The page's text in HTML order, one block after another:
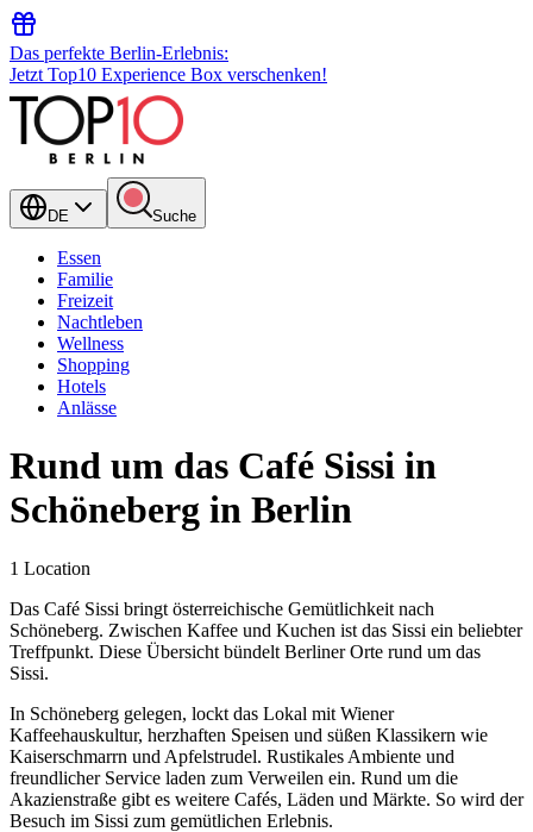
Das perfekte Berlin-Erlebnis:
Jetzt Top10 Experience Box verschenken!
DE Suche
Essen
Familie
Freizeit
Nachtleben
Wellness
Shopping
Hotels
Anlässe
Rund um das Café Sissi in
Schöneberg in Berlin
1 Location
Das Café Sissi bringt österreichische Gemütlichkeit nach
Schöneberg. Zwischen Kaffee und Kuchen ist das Sissi ein beliebter
Treffpunkt. Diese Übersicht bündelt Berliner Orte rund um das
Sissi.
In Schöneberg gelegen, lockt das Lokal mit Wiener
Kaffeehauskultur, herzhaften Speisen und süßen Klassikern wie
Kaiserschmarrn und Apfelstrudel. Rustikales Ambiente und
freundlicher Service laden zum Verweilen ein. Rund um die
Akazienstraße gibt es weitere Cafés, Läden und Märkte. So wird der
Besuch im Sissi zum gemütlichen Erlebnis.